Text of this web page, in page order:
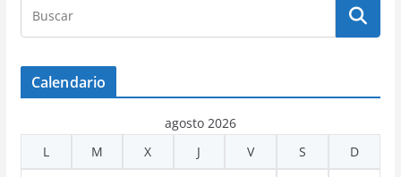
Calendario
agosto 2026
L
M X J V S D